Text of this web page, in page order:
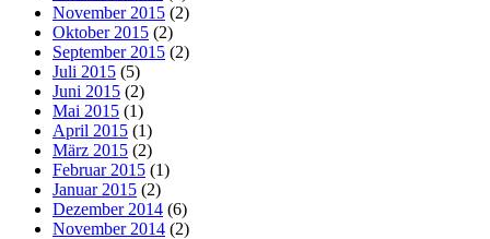
November 2015 (2)
Oktober 2015 (2)
September 2015 (2)
Juli 2015 (5)
Juni 2015 (2)
Mai 2015 (1)
April 2015 (1)
März 2015 (2)
Februar 2015 (1)
Januar 2015 (2)
Dezember 2014 (6)
November 2014 (2)